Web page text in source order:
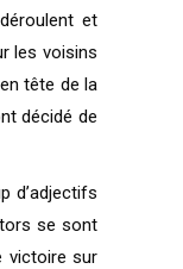
et
les voisins
tête de la
décidé de
d’adjectifs
se sont
victoire sur